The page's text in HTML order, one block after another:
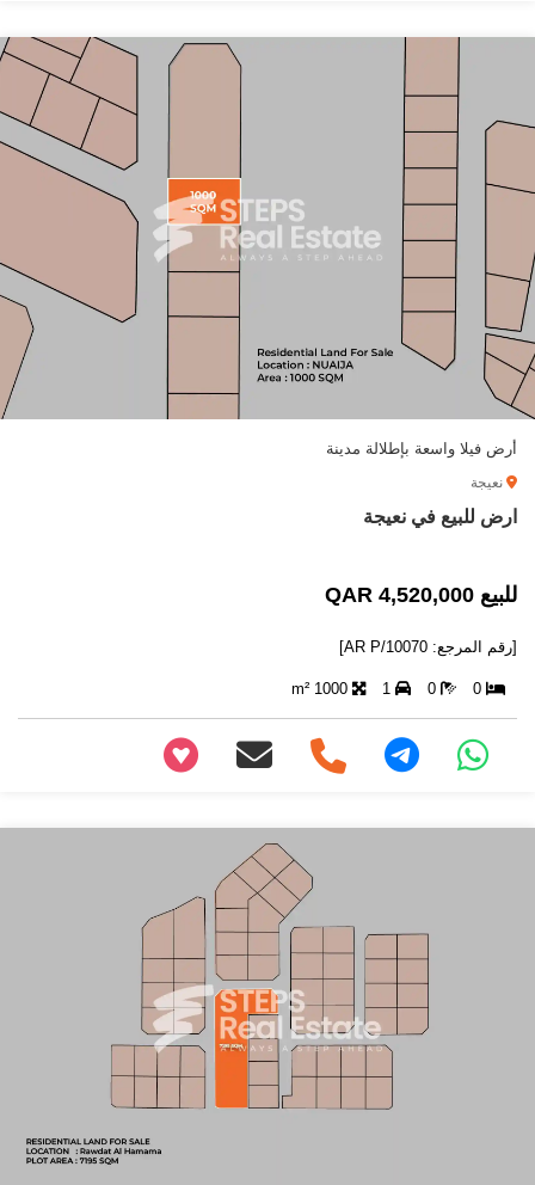
أرض فيلا واسعة بإطلالة مدينة
نعيجة
ارض للبيع في نعيجة
للبيع 4,520,000 QAR
[رقم المرجع: AR P/10070]
0
0
1
1000 m²